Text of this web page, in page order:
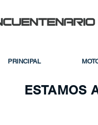
PRINCIPAL
ESTAMOS